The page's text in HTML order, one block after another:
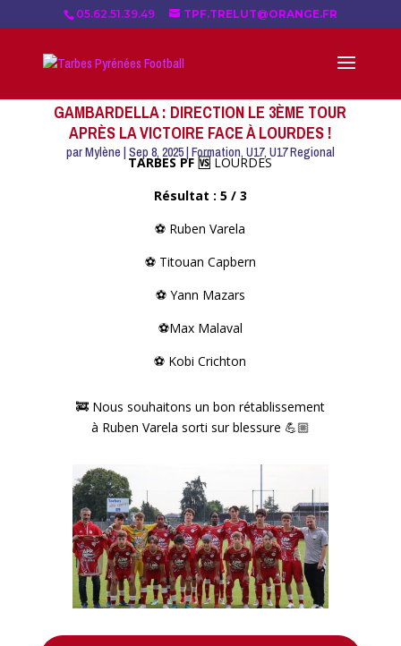
05.62.51.39.49 TPF.TRELUT@ORANGE.FR
GAMBARDELLA : DIRECTION LE 3ÈME TOUR
APRÈS LA VICTOIRE FACE À LOURDES !
parMylène | Sep 8, 2025| Formation, U17, U17 Regional
TARBES PF 🆚LOURDES
Résultat : 5 / 3
⚽️ Ruben Varela
⚽️ Titouan Capbern
⚽️ Yann Mazars
⚽️Max Malaval
⚽️ Kobi Crichton
🚒 Nous souhaitons un bon rétablissement
à Ruben Varela sorti sur blessure 💪🏼